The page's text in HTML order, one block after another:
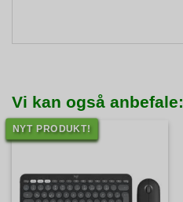
Vi kan også anbefale:
NYT PRODUKT!